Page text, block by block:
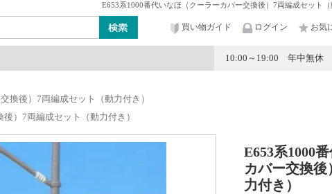
E653系1000番代いなほ（クーラーカバー交換後）7両編成セット
買い物ガイド ログイン お気
10:00～19:00 年中無休
マ類 工具・塗料・その他
換後）7両編成セット（動力付き）
）7両編成セット（動力付き）
E653系1000
カバー交換
力付き）